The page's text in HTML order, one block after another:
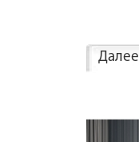
Далее